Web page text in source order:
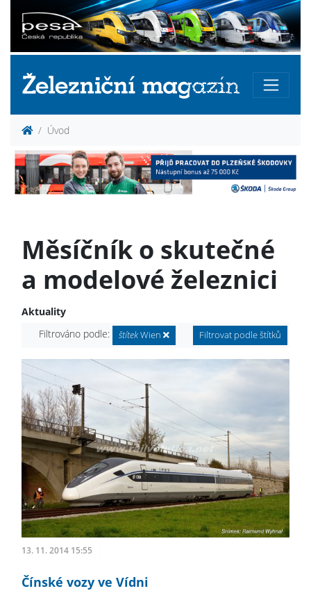
Úvod
Měsíčník o skutečné
a modelové železnici
Aktuality
Filtrováno podle:
štítekWien Filtrovat podle štítků
13. 11. 2014 15:55
Čínské vozy ve Vídni